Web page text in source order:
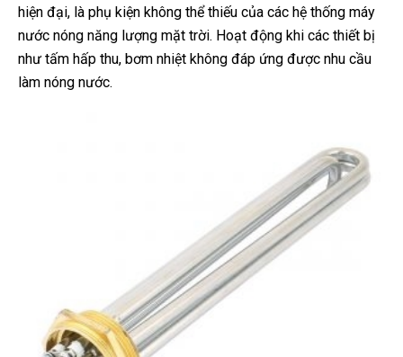
hiện đại, là phụ kiện không thể thiếu của các hệ thống máy
nước nóng năng lượng mặt trời. Hoạt động khi các thiết bị
như tấm hấp thu, bơm nhiệt không đáp ứng được nhu cầu
làm nóng nước.